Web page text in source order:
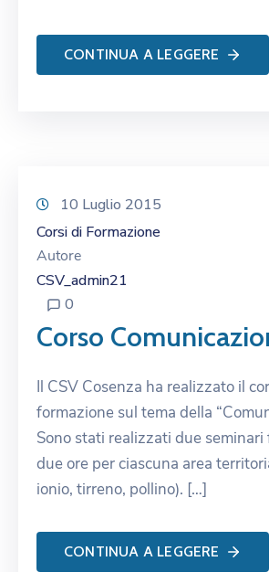
CONTINUA A LEGGERE
10 Luglio 2015
Corsi di Formazione
Autore
CSV_admin21
0
Corso
Il CSV Cosenza ha realizzato il
formazione sul tema della
Sono stati realizzati due
due ore per ciascuna area
ionio, tirreno, pollino). […]
CONTINUA A LEGGERE